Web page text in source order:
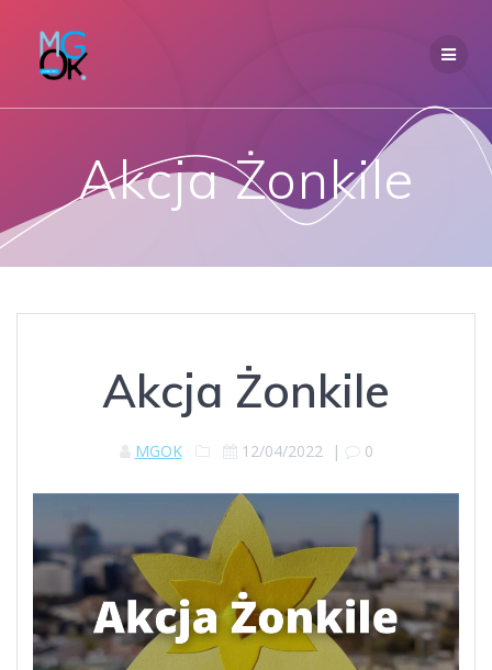
Akcja Żonkile
Akcja Żonkile
MGOK 12/04/2022| 0